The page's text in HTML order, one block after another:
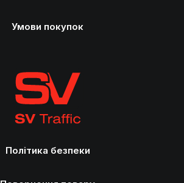
Політика безпеки
Умови покупок